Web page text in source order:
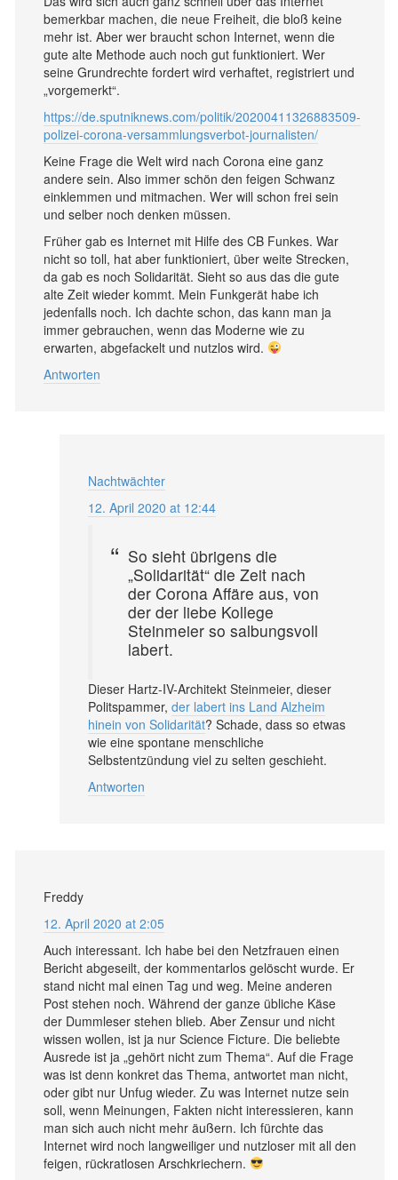
bemerkbar machen, die neue Freiheit, die bloß keine
mehr ist. Aber wer braucht schon Internet, wenn die
gute alte Methode auch noch gut funktioniert. Wer
seine Grundrechte fordert wird verhaftet, registriert und
„vorgemerkt“.
https://de.sputniknews.com/politik/20200411326883509-
polizei-corona-versammlungsverbot-journalisten/
Keine Frage die Welt wird nach Corona eine ganz
andere sein. Also immer schön den feigen Schwanz
einklemmen und mitmachen. Wer will schon frei sein
und selber noch denken müssen.
Früher gab es Internet mit Hilfe des CB Funkes. War
nicht so toll, hat aber funktioniert, über weite Strecken,
da gab es noch Solidarität. Sieht so aus das die gute
alte Zeit wieder kommt. Mein Funkgerät habe ich
jedenfalls noch. Ich dachte schon, das kann man ja
immer gebrauchen, wenn das Moderne wie zu
erwarten, abgefackelt und nutzlos wird.
Antworten
Nachtwächter
12. April 2020 at 12:44
So sieht übrigens die
„Solidarität“ die Zeit nach
der Corona Affäre aus, von
der der liebe Kollege
Steinmeier so salbungsvoll
labert.
Dieser Hartz-IV-Architekt Steinmeier, dieser
Politspammer, der labert ins Land Alzheim
hinein von Solidarität? Schade, dass so etwas
wie eine spontane menschliche
Selbstentzündung viel zu selten geschieht.
Antworten
Freddy
12. April 2020 at 2:05
Auch interessant. Ich habe bei den Netzfrauen einen
Bericht abgeseilt, der kommentarlos gelöscht wurde. Er
stand nicht mal einen Tag und weg. Meine anderen
Post stehen noch. Während der ganze übliche Käse
der Dummleser stehen blieb. Aber Zensur und nicht
wissen wollen, ist ja nur Science Ficture. Die beliebte
Ausrede ist ja „gehört nicht zum Thema“. Auf die Frage
was ist denn konkret das Thema, antwortet man nicht,
oder gibt nur Unfug wieder. Zu was Internet nutze sein
soll, wenn Meinungen, Fakten nicht interessieren, kann
man sich auch nicht mehr äußern. Ich fürchte das
Internet wird noch langweiliger und nutzloser mit all den
feigen, rückratlosen Arschkriechern.